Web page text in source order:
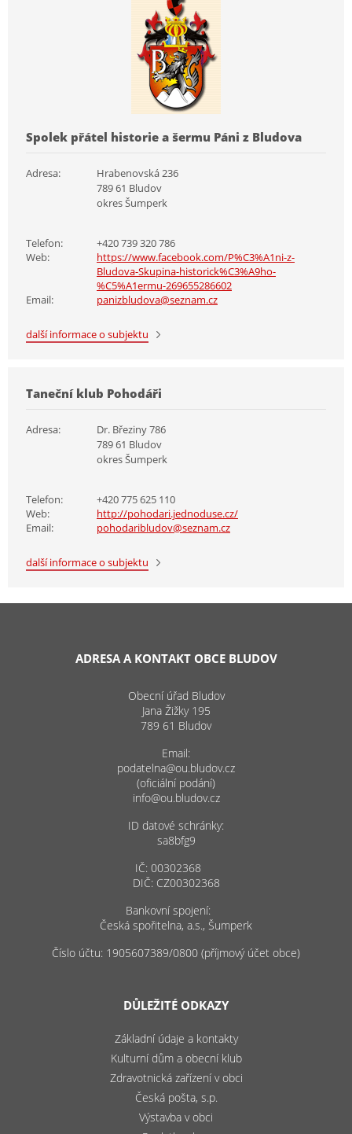
Spolek přátel historie a šermu Páni z Bludova
Adresa:
Hrabenovská 236
789 61 Bludov
okres Šumperk
Telefon:
+420 739 320 786
Web:
https://www.facebook.com/P%C3%A1ni-z-
Bludova-Skupina-historick%C3%A9ho-
%C5%A1ermu-269655286602
Email:
panizbludova@seznam.cz
další informace o subjektu
Taneční klub Pohodáři
Adresa:
Dr. Březiny 786
789 61 Bludov
okres Šumperk
Telefon:
+420 775 625 110
Web:
http://pohodari.jednoduse.cz/
Email:
pohodaribludov@seznam.cz
další informace o subjektu
ADRESA A KONTAKT OBCE BLUDOV
Obecní úřad Bludov
Jana Žižky 195
789 61 Bludov
Email:
podatelna@ou.bludov.cz
(oficiální podání)
info@ou.bludov.cz
ID datové schránky:
sa8bfg9
IČ: 00302368
DIČ: CZ00302368
Bankovní spojení:
Česká spořitelna, a.s., Šumperk
Číslo účtu: 1905607389/0800 (příjmový účet obce)
DŮLEŽITÉ ODKAZY
Základní údaje a kontakty
Kulturní dům a obecní klub
Zdravotnická zařízení v obci
Česká pošta, s.p.
Výstavba v obci